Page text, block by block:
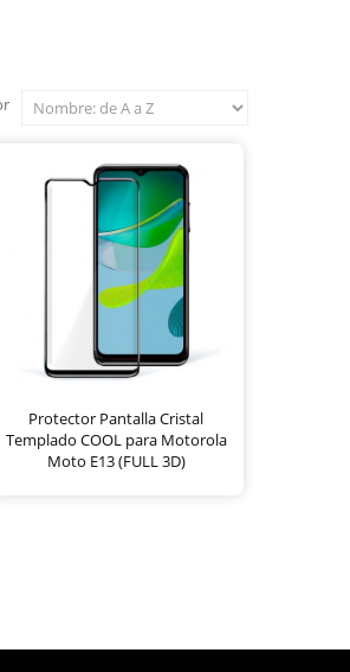
Protector Pantalla Cristal
Templado COOL para Motorola
Moto E13 (FULL 3D)